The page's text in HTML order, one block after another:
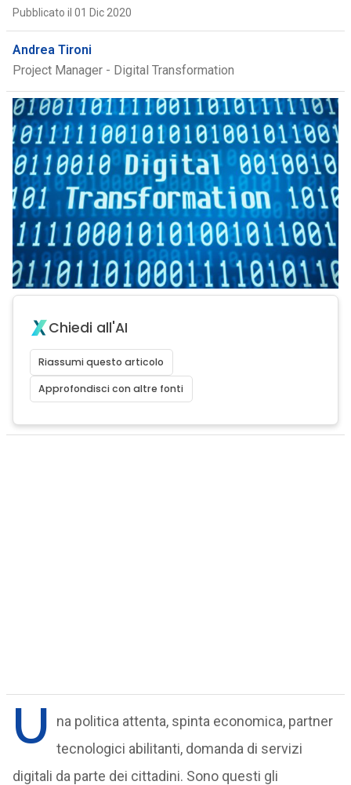
Pubblicato il 01 Dic 2020
Andrea Tironi
Project Manager - Digital Transformation
Chiedi all'AI
Riassumi questo articolo
Approfondisci con altre fonti
U
na politica attenta, spinta economica, partner
tecnologici abilitanti, domanda di servizi
digitali da parte dei cittadini. Sono questi gli